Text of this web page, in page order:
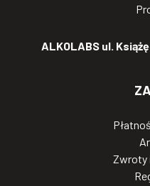
ALKOLABS ul.
Zwroty